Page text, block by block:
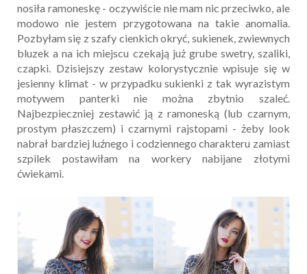
nosiła ramoneskę - oczywiście nie mam nic przeciwko, ale
modowo nie jestem przygotowana na takie anomalia.
Pozbyłam się z szafy cienkich okryć, sukienek, zwiewnych
bluzek a na ich miejscu czekają już grube swetry, szaliki,
czapki. Dzisiejszy zestaw kolorystycznie wpisuje się w
jesienny klimat - w przypadku sukienki z tak wyrazistym
motywem panterki nie można zbytnio szaleć.
Najbezpieczniej zestawić ją z ramoneską (lub czarnym,
prostym płaszczem) i czarnymi rajstopami - żeby look
nabrał bardziej luźnego i codziennego charakteru zamiast
szpilek postawiłam na workery nabijane złotymi
ćwiekami.